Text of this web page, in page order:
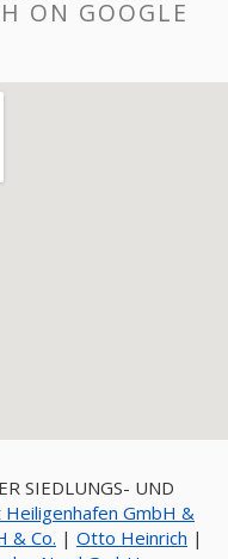
ON GOOGLE
SIEDLUNGS- UND
GmbH &
& Co. | Otto Heinrich |